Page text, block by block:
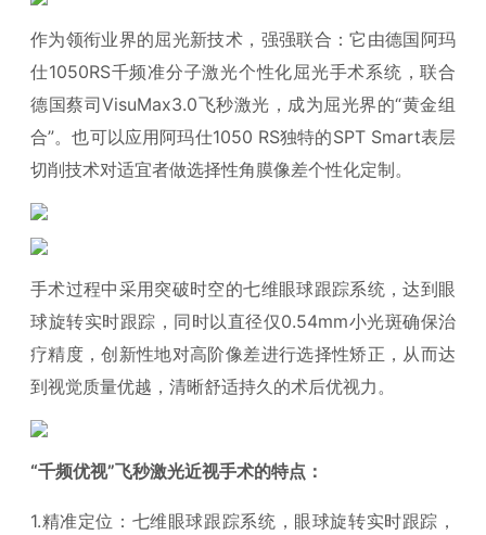
作为领衔业界的屈光新技术，强强联合：它由德国阿玛
仕1050RS千频准分子激光个性化屈光手术系统，联合
德国蔡司VisuMax3.0飞秒激光，成为屈光界的“黄金组
合”。也可以应用阿玛仕1050 RS独特的SPT Smart表层
切削技术对适宜者做选择性角膜像差个性化定制。
手术过程中采用突破时空的七维眼球跟踪系统，达到眼
球旋转实时跟踪，同时以直径仅0.54mm小光斑确保治
疗精度，创新性地对高阶像差进行选择性矫正，从而达
到视觉质量优越，清晰舒适持久的术后优视力。
“千频优视”飞秒激光近视手术的特点：
1.精准定位：七维眼球跟踪系统，眼球旋转实时跟踪，